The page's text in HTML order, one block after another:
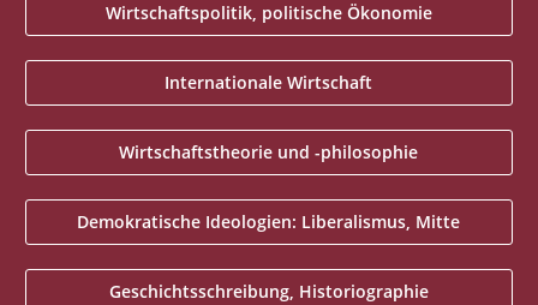
Wirtschaftspolitik, politische Ökonomie
Internationale Wirtschaft
Wirtschaftstheorie und -philosophie
Demokratische Ideologien: Liberalismus, Mitte
Geschichtsschreibung, Historiographie